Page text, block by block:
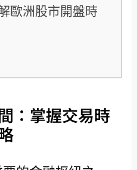
歐洲股市開盤時
：掌握交易時